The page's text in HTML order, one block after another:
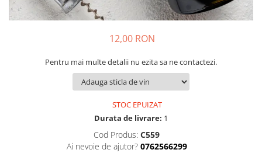
Etichete pentru sticla de vin
Cadouri Personalizate Unice
12,00 RON
Pentru mai multe detalii nu ezita sa ne contactezi.
STOC EPUIZAT
Durata de livrare: 1
Cod Produs: C559
Ai nevoie de ajutor? 0762566299